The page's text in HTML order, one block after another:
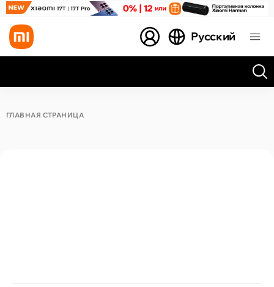
Русский
ГЛАВНАЯ СТРАНИЦА